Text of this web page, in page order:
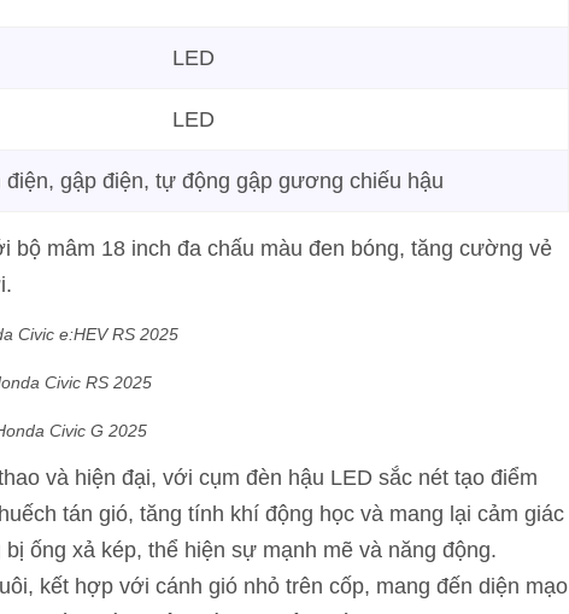
LED
LED
điện, gập điện, tự động gập gương chiếu hậu
bộ mâm 18 inch đa chấu màu đen bóng, tăng cường vẻ
Civic e:HEV RS 2025
Civic RS 2025
Civic G 2025
và hiện đại, với cụm đèn hậu LED sắc nét tạo điểm
tán gió, tăng tính khí động học và mang lại cảm giác
ống xả kép, thể hiện sự mạnh mẽ và năng động.
kết hợp với cánh gió nhỏ trên cốp, mang đến diện mạo